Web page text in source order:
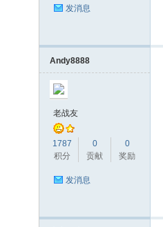
发消息
Andy8888
老战友
1787
积分
0
贡献
0
奖励
发消息